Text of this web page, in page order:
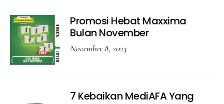
Promosi Hebat Maxxima
Bulan November
November 8, 2023
7 Kebaikan MediAFA Yang